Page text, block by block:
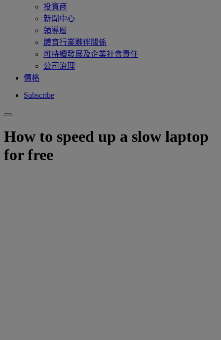
投資商
新聞中心
領導層
體育行業夥伴關係
可持續發展及企業社會責任
公司治理
價格
Subscribe
How to speed up a slow laptop
for free